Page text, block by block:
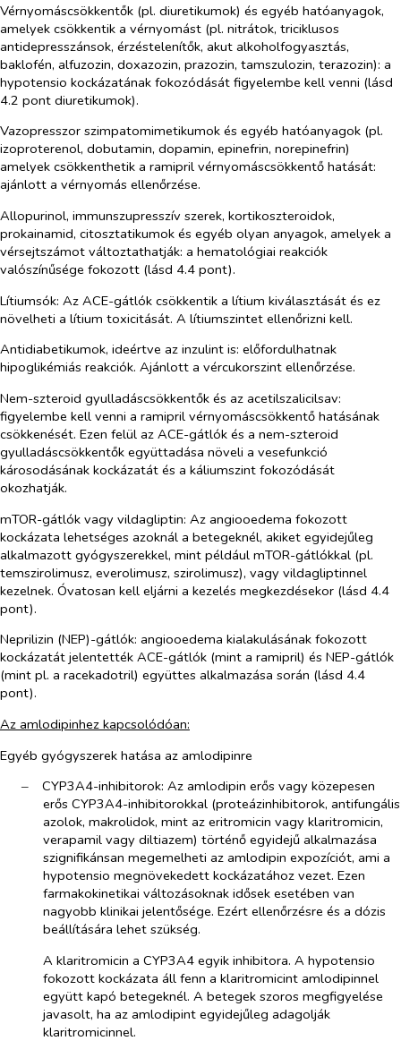
Vérnyomáscsökkentők (pl. diuretikumok) és egyéb hatóanyagok,
amelyek csökkentik a vérnyomást (pl. nitrátok, triciklusos
antidepresszánsok, érzéstelenítők, akut alkoholfogyasztás,
baklofén, alfuzozin, doxazozin, prazozin, tamszulozin, terazozin): a
hypotensio kockázatának fokozódását figyelembe kell venni (lásd
4.2 pont diuretikumok).
Vazopresszor szimpatomimetikumok és egyéb hatóanyagok (pl.
izoproterenol, dobutamin, dopamin, epinefrin, norepinefrin)
amelyek csökkenthetik a ramipril vérnyomáscsökkentő hatását:
ajánlott a vérnyomás ellenőrzése.
Allopurinol, immunszupresszív szerek, kortikoszteroidok,
prokainamid, citosztatikumok és egyéb olyan anyagok, amelyek a
vérsejtszámot változtathatják: a hematológiai reakciók
valószínűsége fokozott (lásd 4.4 pont).
Lítiumsók: Az ACE-gátlók csökkentik a lítium kiválasztását és ez
növelheti a lítium toxicitását. A lítiumszintet ellenőrizni kell.
Antidiabetikumok, ideértve az inzulint is: előfordulhatnak
hipoglikémiás reakciók. Ajánlott a vércukorszint ellenőrzése.
Nem-szteroid gyulladáscsökkentők és az acetilszalicilsav:
figyelembe kell venni a ramipril vérnyomáscsökkentő hatásának
csökkenését. Ezen felül az ACE-gátlók és a nem-szteroid
gyulladáscsökkentők együttadása növeli a vesefunkció
károsodásának kockázatát és a káliumszint fokozódását
okozhatják.
mTOR-gátlók vagy vildagliptin: Az angiooedema fokozott
kockázata lehetséges azoknál a betegeknél, akiket egyidejűleg
alkalmazott gyógyszerekkel, mint például mTOR-gátlókkal (pl.
temszirolimusz, everolimusz, szirolimusz), vagy vildagliptinnel
kezelnek. Óvatosan kell eljárni a kezelés megkezdésekor (lásd 4.4
pont).
Neprilizin (NEP)-gátlók: angiooedema kialakulásának fokozott
kockázatát jelentették ACE-gátlók (mint a ramipril) és NEP-gátlók
(mint pl. a racekadotril) együttes alkalmazása során (lásd 4.4
pont).
Az amlodipinhez kapcsolódóan:
Egyéb gyógyszerek hatása az amlodipinre
‒​
CYP3A4-inhibitorok: Az amlodipin erős vagy közepesen
erős CYP3A4-inhibitorokkal (proteázinhibitorok, antifungális
azolok, makrolidok, mint az eritromicin vagy klaritromicin,
verapamil vagy diltiazem) történő egyidejű alkalmazása
szignifikánsan megemelheti az amlodipin expozíciót, ami a
hypotensio megnövekedett kockázatához vezet. Ezen
farmakokinetikai változásoknak idősek esetében van
nagyobb klinikai jelentősége. Ezért ellenőrzésre és a dózis
beállítására lehet szükség.
A klaritromicin a CYP3A4 egyik inhibitora. A hypotensio
fokozott kockázata áll fenn a klaritromicint amlodipinnel
együtt kapó betegeknél. A betegek szoros megfigyelése
javasolt, ha az amlodipint egyidejűleg adagolják
klaritromicinnel.